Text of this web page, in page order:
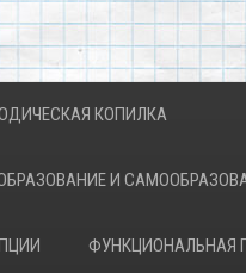
КОПИЛКА
И
ФУНКЦИОНАЛЬНАЯ